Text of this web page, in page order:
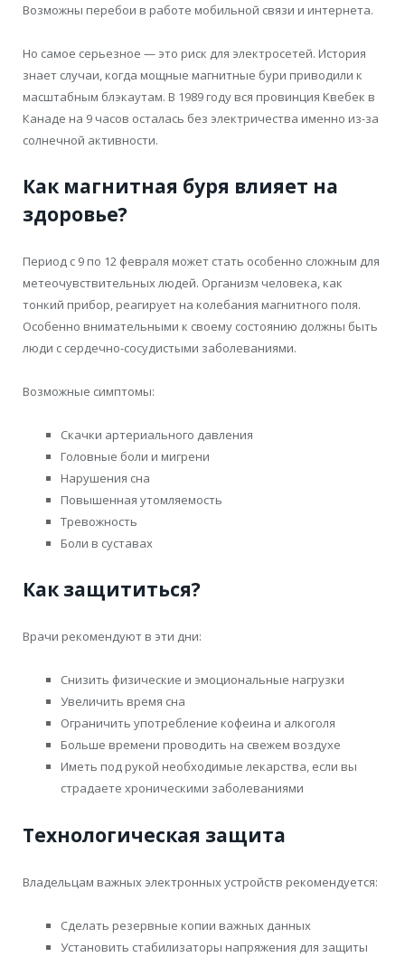
Возможны перебои в работе мобильной связи и интернета.
Но самое серьезное — это риск для электросетей. История
знает случаи, когда мощные магнитные бури приводили к
масштабным блэкаутам. В 1989 году вся провинция Квебек в
Канаде на 9 часов осталась без электричества именно из-за
солнечной активности.
Как магнитная буря влияет на
здоровье?
Период с 9 по 12 февраля может стать особенно сложным для
метеочувствительных людей. Организм человека, как
тонкий прибор, реагирует на колебания магнитного поля.
Особенно внимательными к своему состоянию должны быть
люди с сердечно-сосудистыми заболеваниями.
Возможные симптомы:
Скачки артериального давления
Головные боли и мигрени
Нарушения сна
Повышенная утомляемость
Тревожность
Боли в суставах
Как защититься?
Врачи рекомендуют в эти дни:
Снизить физические и эмоциональные нагрузки
Увеличить время сна
Ограничить употребление кофеина и алкоголя
Больше времени проводить на свежем воздухе
Иметь под рукой необходимые лекарства, если вы
страдаете хроническими заболеваниями
Технологическая защита
Владельцам важных электронных устройств рекомендуется:
Сделать резервные копии важных данных
Установить стабилизаторы напряжения для защиты